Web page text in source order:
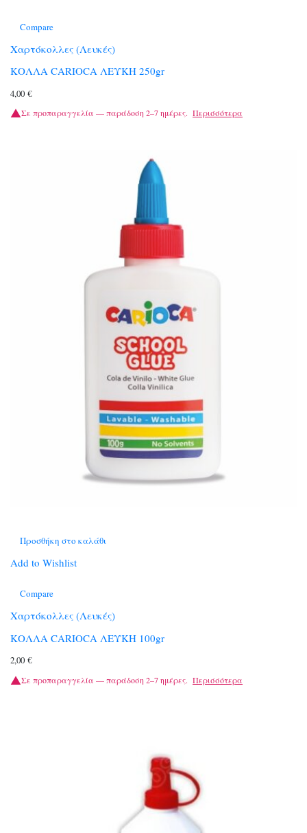
Compare
Χαρτόκολλες (Λευκές)
ΚΟΛΛΑ CARIOCA ΛΕΥΚΗ 250gr
4,00 €
Σε προπαραγγελία — παράδοση 2–7 ημέρες. Περισσότερα
Προσθήκη στο καλάθι
Add to Wishlist
Compare
Χαρτόκολλες (Λευκές)
ΚΟΛΛΑ CARIOCA ΛΕΥΚΗ 100gr
2,00 €
Σε προπαραγγελία — παράδοση 2–7 ημέρες. Περισσότερα